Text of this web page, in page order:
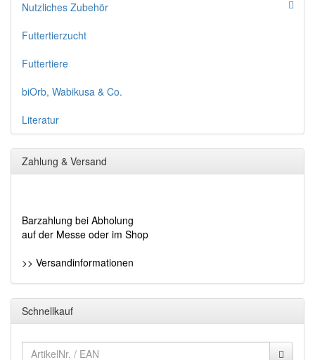
Nutzliches Zubehör
Futtertierzucht
Futtertiere
biOrb, Wabikusa & Co.
Literatur
Zahlung & Versand
Barzahlung bei Abholung
auf der Messe oder im Shop
>> Versandinformationen
Schnellkauf